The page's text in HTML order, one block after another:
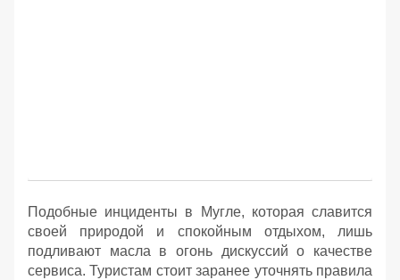
Подобные инциденты в Мугле, которая славится
своей природой и спокойным отдыхом, лишь
подливают масла в огонь дискуссий о качестве
сервиса. Туристам стоит заранее уточнять правила